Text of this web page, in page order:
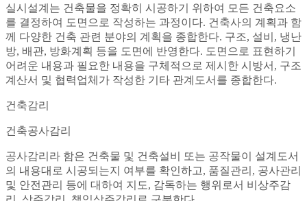
실시설계는 건축물을 정확히 시공하기 위하여 모든 건축요소
를 결정하여 도면으로 작성하는 과정이다. 건축사의 계획과 함
께 다양한 건축 관련 분야의 계획을 종합한다. 구조, 설비, 냉난
방, 배관, 방화계획 등을 도면에 반영한다. 도면으로 표현하기
어려운 내용과 필요한 내용을 구체적으로 제시한 시방서, 구조
계산서 및 협력업체가 작성한 기타 관계도서를 종합한다.
건축감리
건축공사감리
공사감리라 함은 건축물 및 건축설비 또는 공작물이 설계도서
의 내용대로 시공되는지 여부를 확인하고, 품질관리, 공사관리
및 안전관리 등에 대하여 지도, 감독하는 행위로서 비상주감